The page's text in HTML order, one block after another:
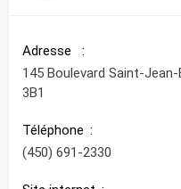
Adresse
145 Boulevard Saint-
3B1
Téléphone
(450) 691-2330